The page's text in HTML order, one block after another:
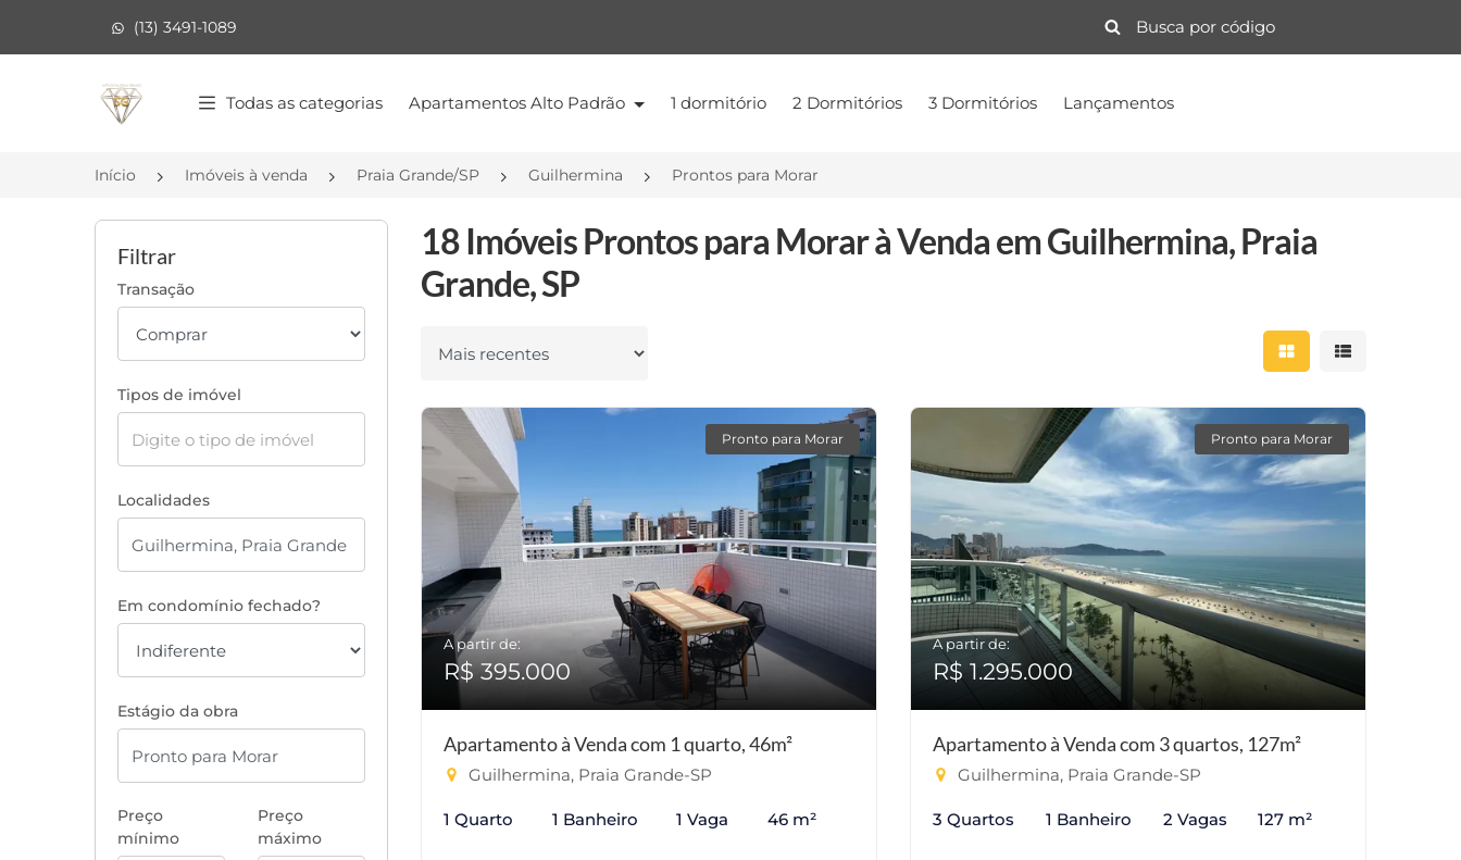
(13) 3491-1089
Página inicial
Todas as categorias Apartamentos Alto Padrão 1 dormitório 2 Dormitórios 3 Dormitórios Lançamentos
Início Imóveis à venda Praia Grande/SP Guilhermina Prontos para Morar
Filtrar
Transação
Tipos de imóvel
Localidades
Em condomínio fechado?
Estágio da obra
Preço
mínimo
Preço
máximo
18 Imóveis Prontos para Morar à Venda em Guilhermina, Praia
Grande, SP
Ordenar por Mostrar resultados
Mostrar
Pronto para Morar
A partir de:
R$ 395.000
Apartamento à Venda com 1 quarto, 46m²
Guilhermina, Praia Grande-SP
1 Quarto 1 Banheiro 1 Vaga 46 m²
Pronto para Morar
A partir de:
R$ 1.295.000
Apartamento à Venda com 3 quartos, 127m²
Guilhermina, Praia Grande-SP
3 Quartos 1 Banheiro 2 Vagas 127 m²